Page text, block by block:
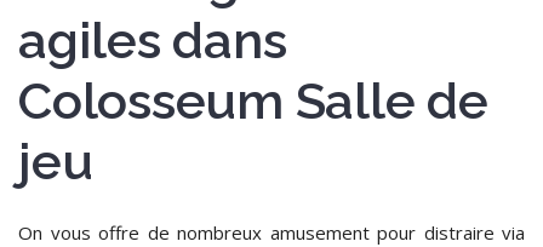
agiles dans
Colosseum Salle de
jeu
On vous offre de nombreux amusement pour distraire via